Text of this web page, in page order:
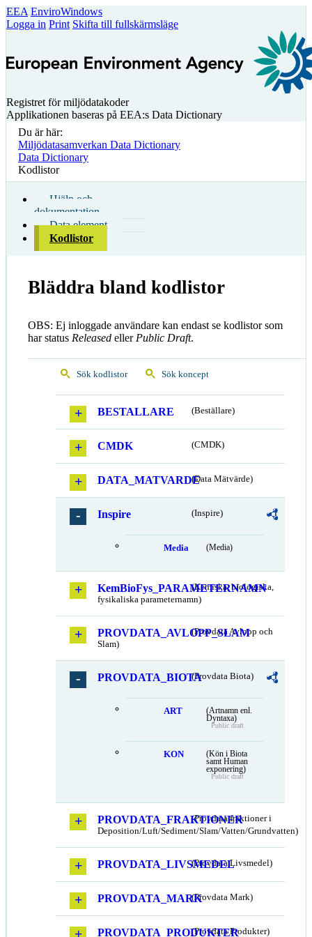
EEA EnviroWindows
Logga in Print Skifta till fullskärmsläge
Registret för miljödatakoder
Applikationen baseras på EEA:s Data Dictionary
Du är här:
Miljödatasamverkan Data Dictionary
Data Dictionary
Kodlistor
Hjälp och
dokumentation
Data element
Kodlistor
Bläddra bland kodlistor
OBS: Ej inloggade användare kan endast se kodlistor som
har status Released eller Public Draft.
Sök kodlistor Sök koncept
BESTALLARE (Beställare)
CMDK (CMDK)
DATA_MATVARDE(Data Mätvärde)
Inspire (Inspire)
Media (Media)
KemBioFys_PARAMETERNAMN
(Kemiska, biologiska,
fysikaliska parameternamn)
PROVDATA_AVLOPP_SLAM
(Provdata Avlopp och
Slam)
PROVDATA_BIOTA(Provdata Biota)
ART
(Artnamn enl.
Dyntaxa)
Public draft
KON
(Kön i Biota
samt Human
exponering)
Public draft
PROVDATA_FRAKTIONER
(Provdata fraktioner i
Deposition/Luft/Sediment/Slam/Vatten/Grundvatten)
PROVDATA_LIVSMEDEL
(Provdata Livsmedel)
PROVDATA_MARK(Provdata Mark)
PROVDATA_PRODUKTER
(Provdata Produkter)